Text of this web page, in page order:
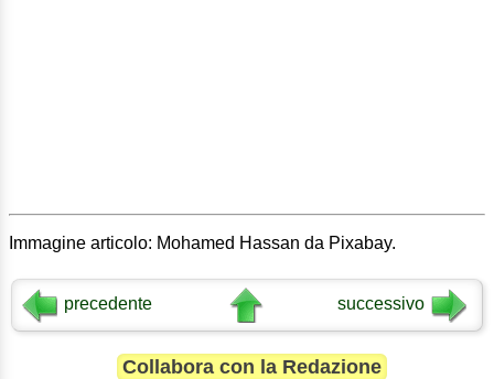
Immagine articolo: Mohamed Hassan da Pixabay.
precedente successivo
Collabora con la Redazione